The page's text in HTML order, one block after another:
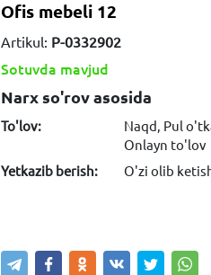
Ofis mebeli 12
Artikul: P-0332902
Sotuvda mavjud
Narx so'rov asosida
To'lov:
Naqd, Pul
Onlayn to'lov
Yetkazib berish:
O'zi olib